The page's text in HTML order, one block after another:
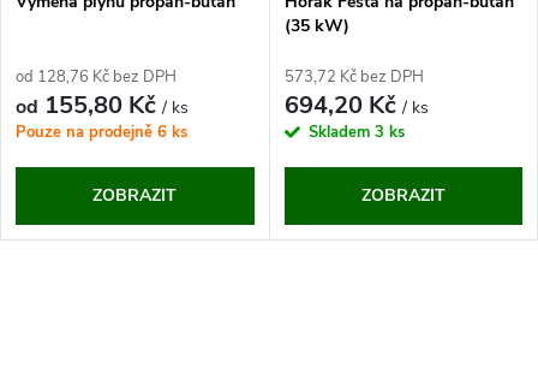
od 128,76 Kč bez DPH
od 155,80 Kč/ ks
Pouze na prodejně 6 ks
ZOBRAZIT
(35 kW)
573,72 Kč bez DPH
694,20 Kč/ ks
Skladem 3 ks
ZOBRAZIT